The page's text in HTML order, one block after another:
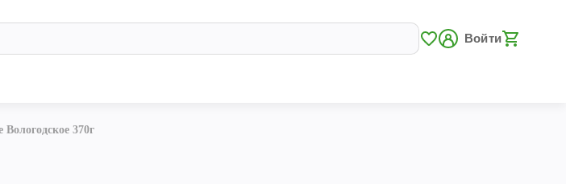
Войти
370г